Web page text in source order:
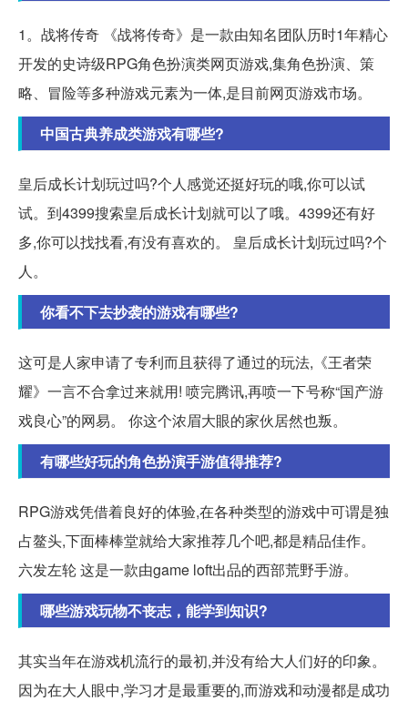
1。战将传奇 《战将传奇》是一款由知名团队历时1年精心
开发的史诗级RPG角色扮演类网页游戏,集角色扮演、策
略、冒险等多种游戏元素为一体,是目前网页游戏市场。
中国古典养成类游戏有哪些?
皇后成长计划玩过吗?个人感觉还挺好玩的哦,你可以试
试。到4399搜索皇后成长计划就可以了哦。4399还有好
多,你可以找找看,有没有喜欢的。 皇后成长计划玩过吗?个
人。
你看不下去抄袭的游戏有哪些?
这可是人家申请了专利而且获得了通过的玩法,《王者荣
耀》一言不合拿过来就用! 喷完腾讯,再喷一下号称“国产游
戏良心”的网易。 你这个浓眉大眼的家伙居然也叛。
有哪些好玩的角色扮演手游值得推荐?
RPG游戏凭借着良好的体验,在各种类型的游戏中可谓是独
占鳌头,下面棒棒堂就给大家推荐几个吧,都是精品佳作。
六发左轮 这是一款由game loft出品的西部荒野手游。
哪些游戏玩物不丧志，能学到知识?
其实当年在游戏机流行的最初,并没有给大人们好的印象。
因为在大人眼中,学习才是最重要的,而游戏和动漫都是成功